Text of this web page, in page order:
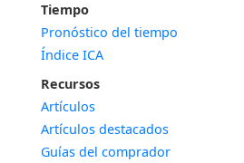
Tiempo
Pronóstico del tiempo
Índice ICA
Recursos
Artículos
Artículos destacados
Guías del comprador